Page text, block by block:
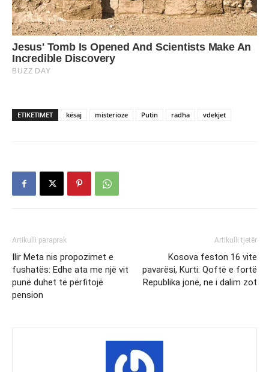
ETIKETIMET kësaj misterioze Putin radha vdekjet
Artikulli paraprak
Ilir Meta nis propozimet e
fushatës: Edhe ata me një vit
punë duhet të përfitojë
pension
Artikulli tjetër
Kosova feston 16 vite
pavarësi, Kurti: Qoftë e fortë
Republika jonë, ne i dalim zot